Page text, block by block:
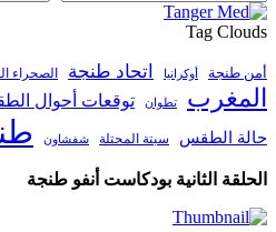
Tag Clouds
أمن طنجة أوكرانيا اتحاد طنجة الصحراء
المغرب تطوان توقعات أحوال
حالة الطقس سبتة المحتلة شفشاون
الحلقة الثانية بودكاست أنفو طنجة